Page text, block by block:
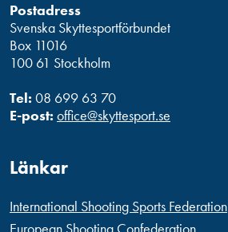
Postadress
Svenska Skyttesportförbundet
Box 11016
100 61 Stockholm
Tel: 08 699 63 70
E-post: office@skyttesport.se
Länkar
International Shooting Sports Federation